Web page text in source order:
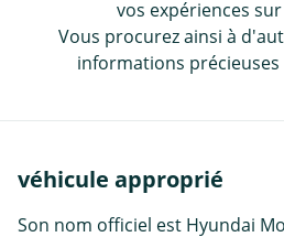
vos expériences
Vous procurez ainsi à
informations
véhicule approprié
Son nom officiel est Hyundai